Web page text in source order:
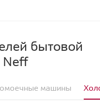
бытовой
Neff
машины